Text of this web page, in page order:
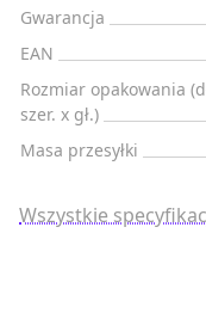
Gwarancja
EAN
Rozmiar opakowania
szer. x gł.)
Masa przesyłki
Wszystkie